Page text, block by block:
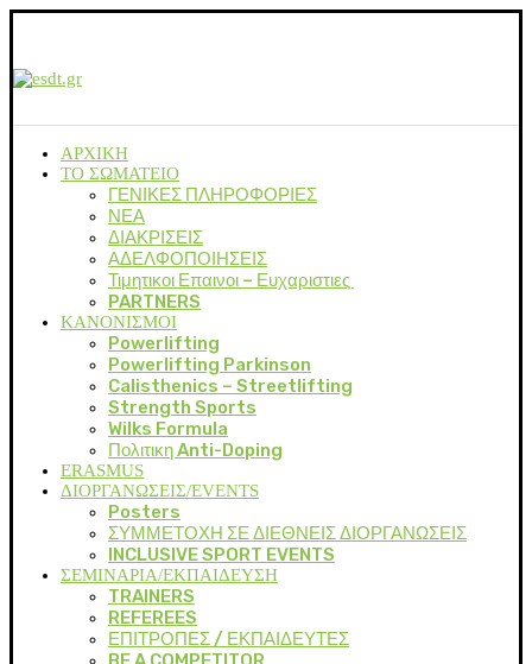
ΑΡΧΙΚΗ
ΤΟ ΣΩΜΑΤΕΙΟ
ΓΕΝΙΚΕΣ ΠΛΗΡΟΦΟΡΙΕΣ
ΝΕΑ
ΔΙΑΚΡΙΣΕΙΣ
ΑΔΕΛΦΟΠΟΙΗΣΕΙΣ
Τιμητικοι Επαινοι – Ευχαριστιες
PARTNERS
ΚΑΝΟΝΙΣΜΟΙ
Powerlifting
Powerlifting Parkinson
Calisthenics – Streetlifting
Strength Sports
Wilks Formula
Πολιτικη Anti-Doping
ERASMUS
ΔΙΟΡΓΑΝΩΣΕΙΣ/EVENTS
Posters
ΣΥΜΜΕΤΟΧΗ ΣΕ ΔΙΕΘΝΕΙΣ ΔΙΟΡΓΑΝΩΣΕΙΣ
INCLUSIVE SPORT EVENTS
ΣΕΜΙΝΑΡΙΑ/ΕΚΠΑΙΔΕΥΣΗ
TRAINERS
REFEREES
ΕΠΙΤΡΟΠΕΣ / ΕΚΠΑΙΔΕΥΤΕΣ